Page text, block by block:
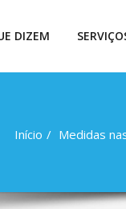
DIZEM
Início Medidas